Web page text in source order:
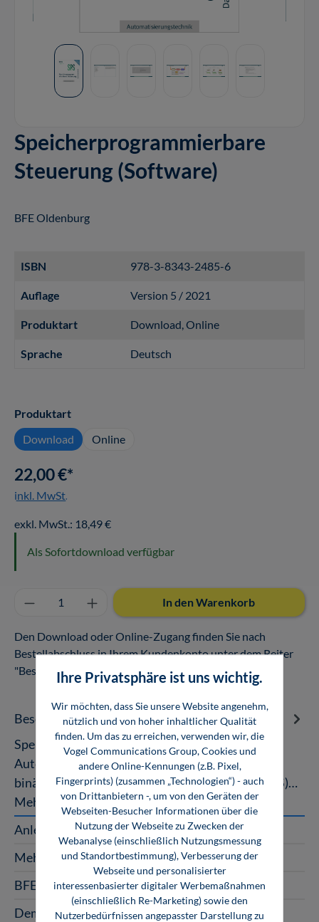
Speicherprogrammierbare
Steuerung (Software)
BFE Oldenburg
ISBN 978-3-8343-2485-6
Auflage Version 5 / 2021
Produktart Download , Online
Sprache Deutsch
Produktartauswählen
Download
Online
22,00 €*
inkl. MwSt.
exkl. MwSt.: 18,49 €
Als Sofortdownload verfügbar
Produkt Anzahl: Gib den gewünschten
In den Warenkorb
Den Download oder Online-Zugang finden Sie nach
Bestellabschluss in Ihrem Kundenkonto unter dem Reiter
"Bestellungen".
Beschreibung
Speicherprogrammierbare Steuerung
Automatisierungstechnik Von Grundlagen der
binären Steuerungen, Steuerungsarten (VPS, SPS)…
Mehr
Anleitung
Mehrplatzlizenzen
BFE-Oldenburg
Demo-Version
Ihre Privatsphäre ist uns wichtig.
Wir möchten, dass Sie unsere Website angenehm,
nützlich und von hoher inhaltlicher Qualität
finden. Um das zu erreichen, verwenden wir, die
Vogel Communications Group, Cookies und
andere Online-Kennungen (z.B. Pixel,
Fingerprints) (zusammen „Technologien“) - auch
von Drittanbietern -, um von den Geräten der
Webseiten-Besucher Informationen über die
Nutzung der Webseite zu Zwecken der
Webanalyse (einschließlich Nutzungsmessung
und Standortbestimmung), Verbesserung der
Webseite und personalisierter
interessenbasierter digitaler Werbemaßnahmen
(einschließlich Re-Marketing) sowie den
Nutzerbedürfnissen angepasster Darstellung zu